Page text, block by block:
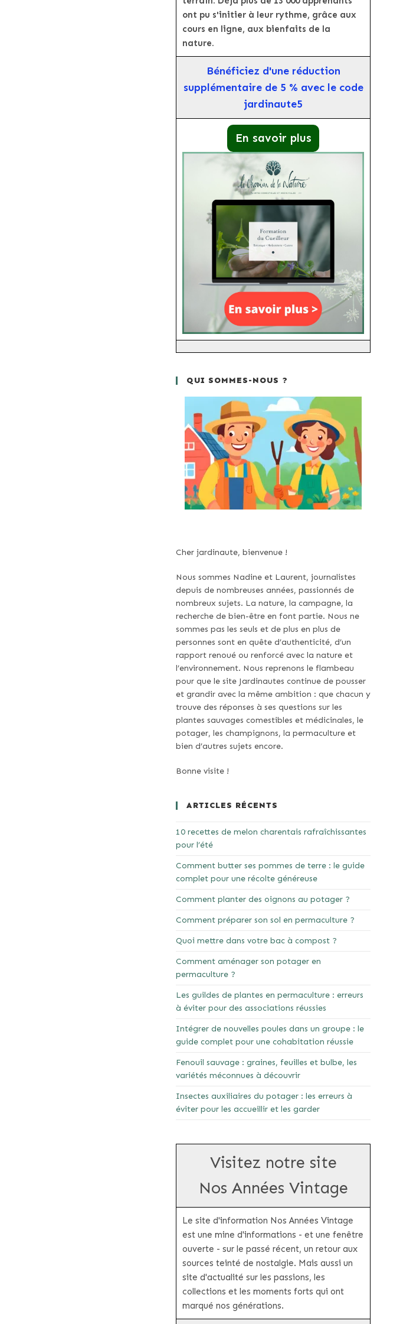
ont pu s'initier à leur rythme, grâce aux
cours en ligne, aux bienfaits de la
nature.
Bénéficiez d'une réduction
supplémentaire de 5 % avec le code
jardinaute5
En savoir plus
QUI SOMMES-NOUS ?
Cher jardinaute, bienvenue !
Nous sommes Nadine et Laurent, journalistes
depuis de nombreuses années, passionnés de
nombreux sujets. La nature, la campagne, la
recherche de bien-être en font partie. Nous ne
sommes pas les seuls et de plus en plus de
personnes sont en quête d’authenticité, d’un
rapport renoué ou renforcé avec la nature et
l’environnement. Nous reprenons le flambeau
pour que le site Jardinautes continue de pousser
et grandir avec la même ambition : que chacun y
trouve des réponses à ses questions sur les
plantes sauvages comestibles et médicinales, le
potager, les champignons, la permaculture et
bien d’autres sujets encore.
Bonne visite !
ARTICLES RÉCENTS
10 recettes de melon charentais rafraîchissantes
pour l’été
Comment butter ses pommes de terre : le guide
complet pour une récolte généreuse
Comment planter des oignons au potager ?
Comment préparer son sol en permaculture ?
Quoi mettre dans votre bac à compost ?
Comment aménager son potager en
permaculture ?
Les guildes de plantes en permaculture : erreurs
à éviter pour des associations réussies
Intégrer de nouvelles poules dans un groupe : le
guide complet pour une cohabitation réussie
Fenouil sauvage : graines, feuilles et bulbe, les
variétés méconnues à découvrir
Insectes auxiliaires du potager : les erreurs à
éviter pour les accueillir et les garder
Visitez notre site
Nos Années Vintage
Le site d'information Nos Années Vintage
est une mine d'informations - et une fenêtre
ouverte - sur le passé récent, un retour aux
sources teinté de nostalgie. Mais aussi un
site d'actualité sur les passions, les
collections et les moments forts qui ont
marqué nos générations.